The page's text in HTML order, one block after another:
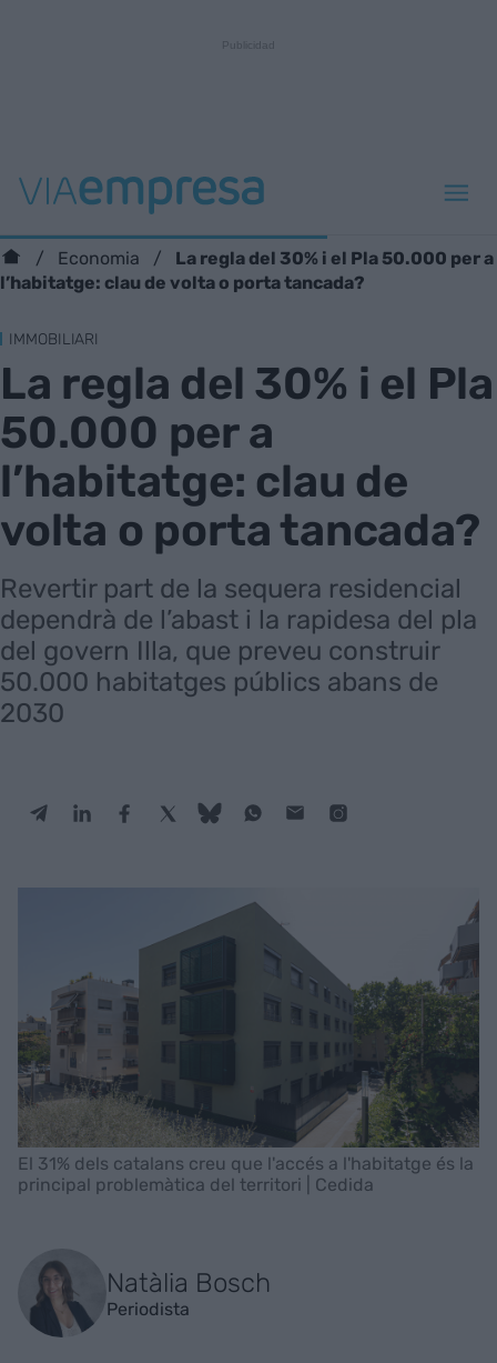
Economia
La regla del 30% i el Pla 50.000 per a
l’habitatge: clau de volta o porta tancada?
IMMOBILIARI
La regla del 30% i el Pla
50.000 per a
l’habitatge: clau de
volta o porta tancada?
Revertir part de la sequera residencial
dependrà de l’abast i la rapidesa del pla
del govern Illa, que preveu construir
50.000 habitatges públics abans de
2030
El 31% dels catalans creu que l'accés a l'habitatge és la
principal problemàtica del territori | Cedida
Natàlia Bosch
Periodista